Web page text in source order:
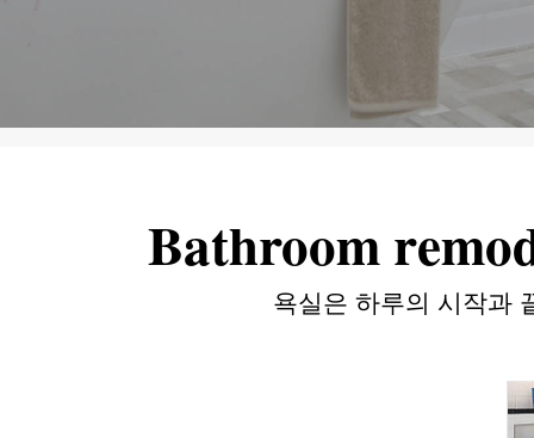
Bathroom
욕실은 하루의 시작과